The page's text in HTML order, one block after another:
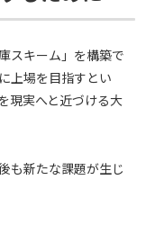
スキーム」を構築で
上場を目指すとい
現実へと近づける大
も新たな課題が生じ